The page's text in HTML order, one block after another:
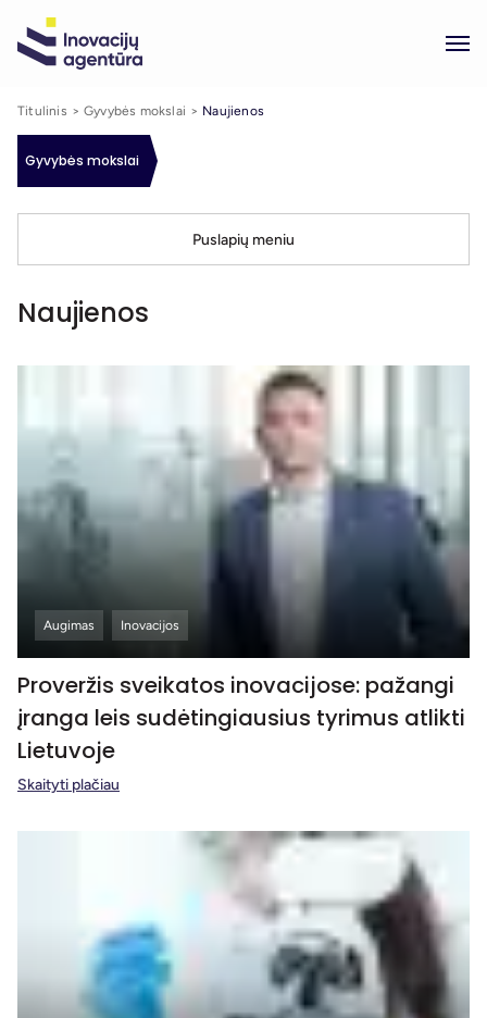
Titulinis Gyvybės mokslai Naujienos
Gyvybės mokslai
Puslapių meniu
Naujienos
Augimas Inovacijos
Proveržis sveikatos inovacijose: pažangi
įranga leis sudėtingiausius tyrimus atlikti
Lietuvoje
Skaityti plačiau